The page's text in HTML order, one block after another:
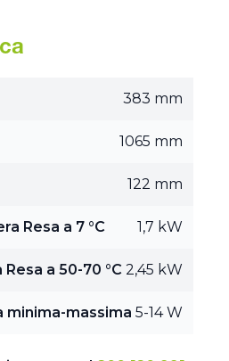
383 mm
1065 mm
122 mm
Resa a 7 °C 1,7 kW
a 50-70 °C 2,45 kW
minima-massima 5-14 W